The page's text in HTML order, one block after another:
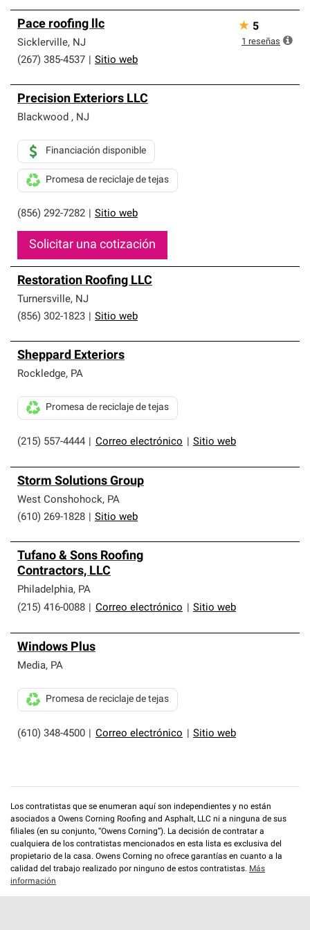
Pace roofing llc
Sicklerville, NJ
(267) 385-4537
Sitio web
★ 5
1 reseñas
Precision Exteriors LLC
Blackwood , NJ
(856) 292-7282 Sitio web
Financiación disponible
Promesa de reciclaje de tejas
Solicitar una cotización
Restoration Roofing LLC
Turnersville, NJ
(856) 302-1823
Sitio web
Sheppard Exteriors
Rockledge, PA
(215) 557-4444 Correo electrónico Sitio web
Promesa de reciclaje de tejas
Storm Solutions Group
West Conshohock, PA
(610) 269-1828
Sitio web
Tufano & Sons Roofing
Contractors, LLC
Philadelphia, PA
(215) 416-0088
Correo electrónico Sitio web
Windows Plus
Media, PA
(610) 348-4500 Correo electrónico Sitio web
Promesa de reciclaje de tejas
Los contratistas que se enumeran aquí son independientes y no están
asociados a Owens Corning Roofing and Asphalt, LLC ni a ninguna de sus
filiales (en su conjunto, “Owens Corning”). La decisión de contratar a
cualquiera de los contratistas mencionados en esta lista es exclusiva del
propietario de la casa. Owens Corning no ofrece garantías en cuanto a la
calidad del trabajo realizado por ninguno de estos contratistas. Más
información